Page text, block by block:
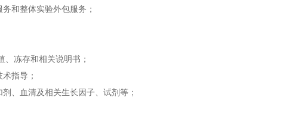
和整体实验外包服务；
冻存和相关说明书；
指导；
、血清及相关生长因子、试剂等；